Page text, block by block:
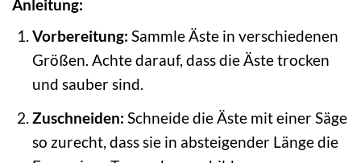
Anleitung:
Vorbereitung: Sammle Äste in verschiedenen
Größen. Achte darauf, dass die Äste trocken
und sauber sind.
Zuschneiden: Schneide die Äste mit einer Säge
so zurecht, dass sie in absteigender Länge die